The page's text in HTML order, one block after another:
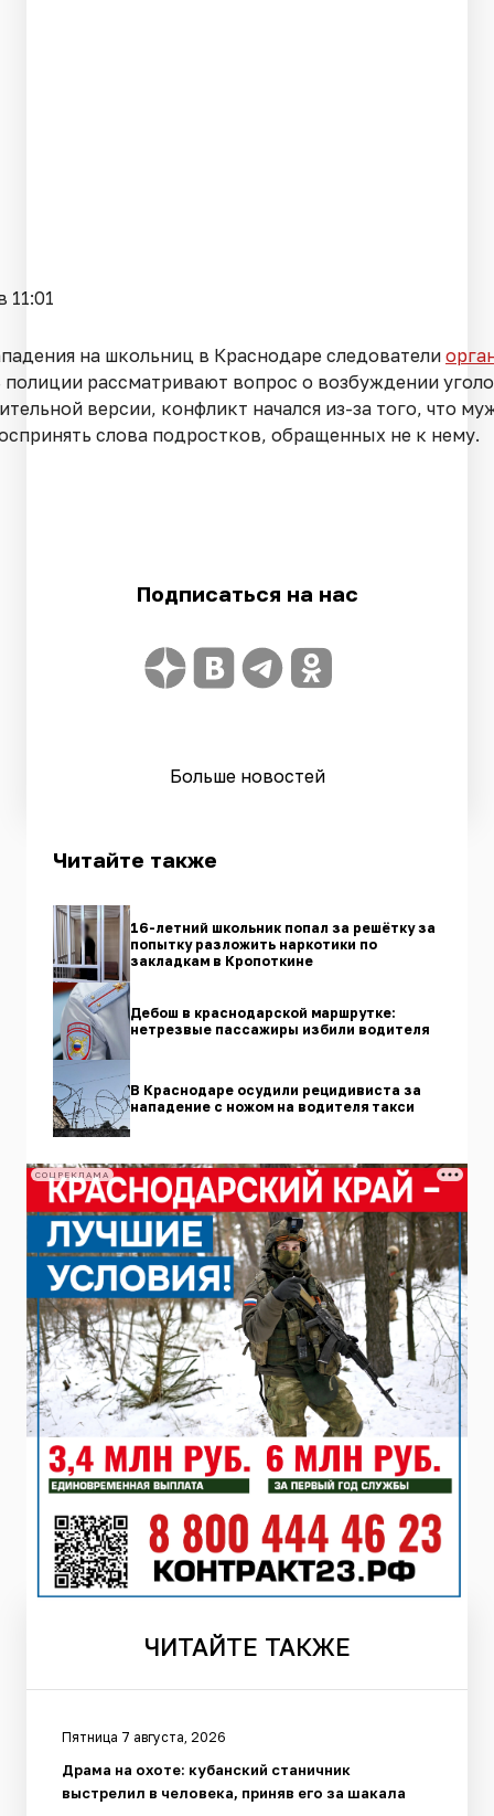
11:01
на школьниц в Краснодаре следователи
рассматривают вопрос о возбуждении
версии, конфликт начался из-за того, что
слова подростков, обращенных не к нему.
Подписаться на нас
Больше новостей
Читайте также
16-летний школьник попал за решётку за
попытку разложить наркотики по
закладкам в Кропоткине
Дебош в краснодарской маршрутке:
нетрезвые пассажиры избили водителя
В Краснодаре осудили рецидивиста за
нападение с ножом на водителя такси
СОЦРЕКЛАМА
ЧИТАЙТЕ ТАКЖЕ
Пятница 7 августа, 2026
Драма на охоте: кубанский станичник
выстрелил в человека, приняв его за шакала